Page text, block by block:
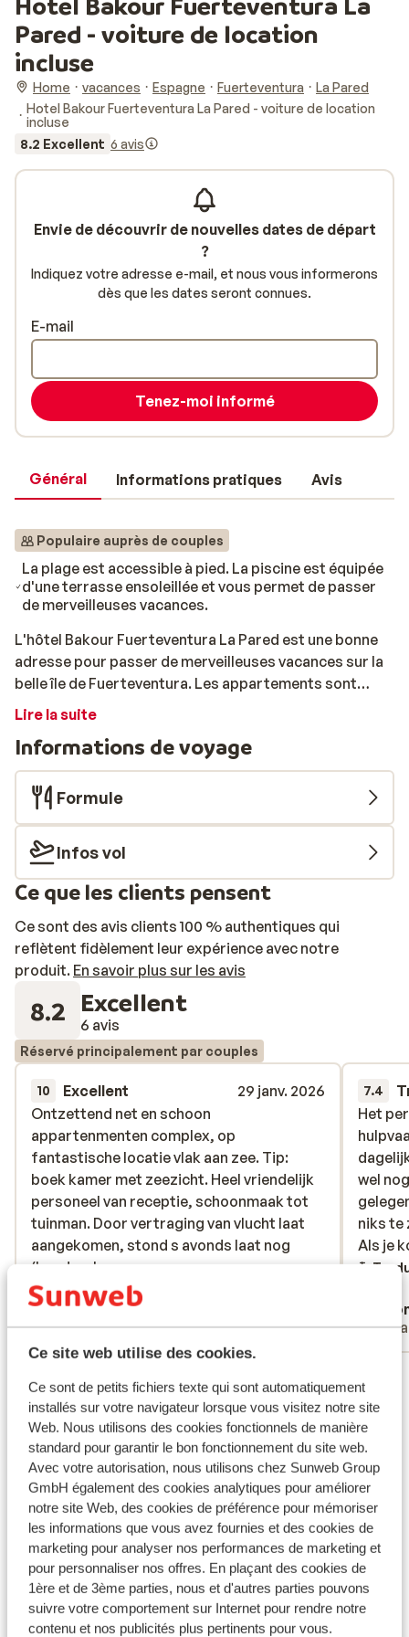
Ce site web utilise des cookies.
Ce sont de petits fichiers texte qui sont automatiquement
installés sur votre navigateur lorsque vous visitez notre site
Web. Nous utilisons des cookies fonctionnels de manière
standard pour garantir le bon fonctionnement du site web.
Avec votre autorisation, nous utilisons chez Sunweb Group
GmbH également des cookies analytiques pour améliorer
notre site Web, des cookies de préférence pour mémoriser
les informations que vous avez fournies et des cookies de
marketing pour analyser nos performances de marketing et
pour personnaliser nos offres. En plaçant des cookies de
1ère et de 3ème parties, nous et d'autres parties pouvons
suivre votre comportement sur Internet pour rendre notre
contenu et nos publicités plus pertinents pour vous.
Pared - voiture de location
incluse
Home vacances Espagne Fuerteventura
La Pared
Hotel Bakour Fuerteventura La Pared - voiture de location
incluse
8.2 Excellent 6 avis
Général Informations pratiques Avis
Populaire auprès de couples
La plage est accessible à pied. La piscine est équipée
d'une terrasse ensoleillée et vous permet de passer
de merveilleuses vacances.
L'hôtel Bakour Fuerteventura La Pared est une bonne
adresse pour passer de merveilleuses vacances sur la
belle île de Fuerteventura. Les appartements sont
joliment meublés et il y a une belle piscine pour une
vous êtes au bon endroit, car vous pouvez y aller à pied.
À votre retour, prenez un verre ensemble au bar, santé!
Ne manquez pas de faire le tour de l'île et de découvrir
toutes les beautés que Fuenteventura a à offrir.
Lire la suite
Informations de voyage
Formule
Infos vol
Ce que les clients pensent
Ce sont des avis clients 100 % authentiques qui
reflètent fidèlement leur expérience avec notre
produit. En savoir plus sur les avis
8.2 Excellent
6 avis
Réservé principalement par couples
10 Excellent
29 janv. 2026
Ontzettend net en schoon
appartenmenten complex, op
fantastische locatie vlak aan zee. Tip:
boek kamer met zeezicht. Heel vriendelijk
personeel van receptie, schoonmaak tot
tuinman. Door vertraging van vlucht laat
aangekomen, stond s avonds laat nog
(koude gerechten)diner voor ons klaar!! In
ieder geval HP boeken ivm ligging ten
opzichte van grotere plaatsen. Ontbijt en
diner prima en gevarieeerd.
Ontzettend net en schoon
appartenmenten complex, op
fantastische locatie vlak aan zee. Tip:
boek kamer met zeezicht. Heel vriendelijk
personeel van receptie, schoonmaak tot
tuinman. Door vertraging van vlucht laat
aangekomen, stond s avonds laat nog
(koud...
plus
Traduire en français (FR)
Anonyme
Couples
7.4
Het
wel
niks te
Als je
aan
Het
wel
niks te
Als je
Envie de découvrir de nouvelles dates de départ
?
Indiquez votre adresse e-mail, et nous vous informerons
dès que les dates seront connues.
E-mail
Tenez-moi informé
Autres hébergements - Fuerteventura
Secrets Bahia Real Resort & SPA - Réservé aux
adultes
Iberostar Selection Fuerteventura Palace
Hôtel Iberostar Waves Playa Gaviotas Park